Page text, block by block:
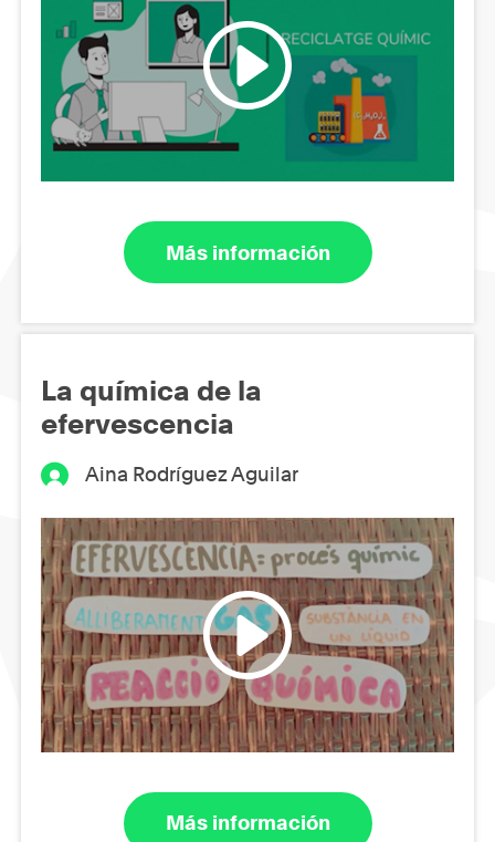
Más información
La química de la
efervescencia
Aina Rodríguez Aguilar
Más información